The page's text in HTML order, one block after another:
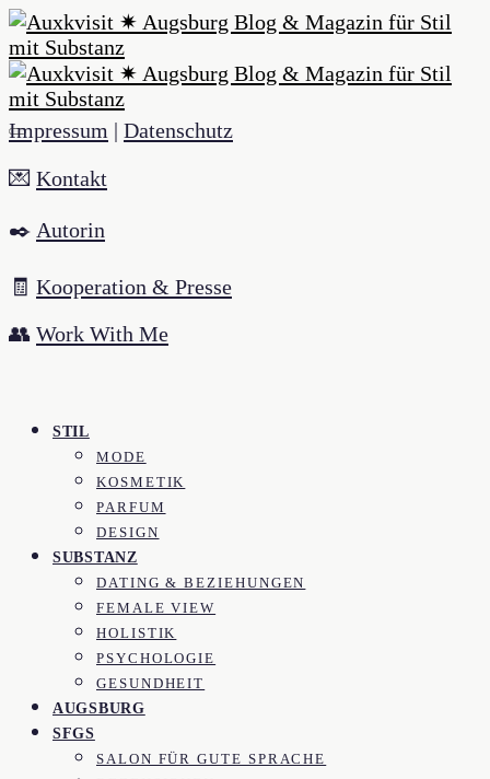
Impressum | Datenschutz
💌 Kontakt
✒️ Autorin
🧾 Kooperation & Presse
👥 Work With Me
STIL
MODE
KOSMETIK
PARFUM
DESIGN
SUBSTANZ
DATING & BEZIEHUNGEN
FEMALE VIEW
HOLISTIK
PSYCHOLOGIE
GESUNDHEIT
AUGSBURG
SFGS
SALON FÜR GUTE SPRACHE